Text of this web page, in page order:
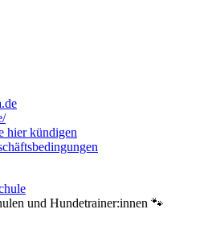
hier kündigen
und Hundetrainer:innen 🐾